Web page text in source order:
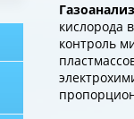
кислорода
контроль